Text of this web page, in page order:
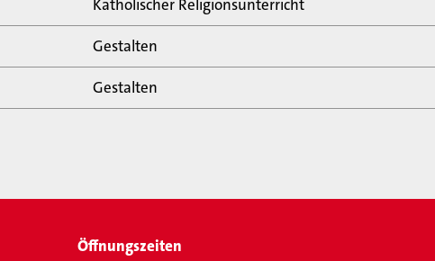
Katholischer Religionsunterricht
Gestalten
Gestalten
Öffnungszeiten